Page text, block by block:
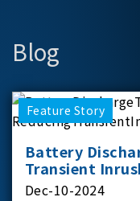
Blog
Feature Story
Battery
Transient
Dec-10-2024